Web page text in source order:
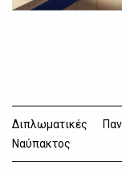
Διπλωματικές
Ναύπακτος